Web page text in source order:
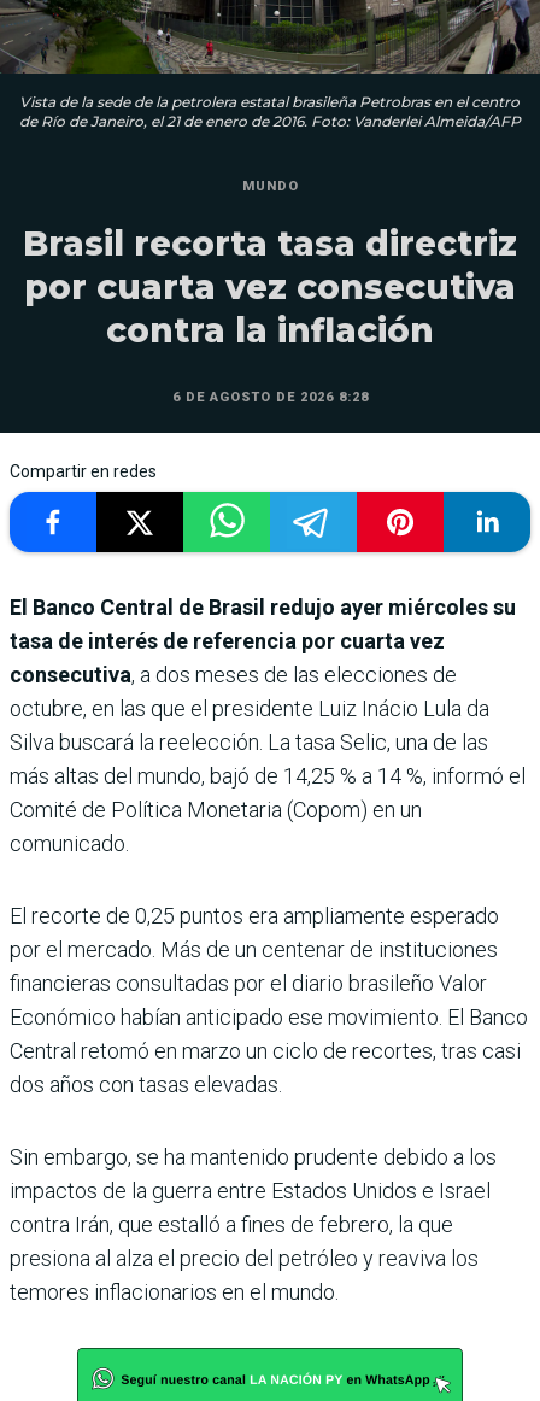
Vista de la sede de la petrolera estatal brasileña Petrobras en el centro
de Río de Janeiro, el 21 de enero de 2016. Foto: Vanderlei Almeida/AFP
MUNDO
Brasil recorta tasa directriz
por cuarta vez consecutiva
contra la inflación
6 DE AGOSTO DE 2026 8:28
Compartir en redes
El Banco Central de Brasil redujo ayer miércoles su
tasa de interés de referencia por cuarta vez
consecutiva, a dos meses de las elecciones de
octubre, en las que el presidente Luiz Inácio Lula da
Silva buscará la reelección. La tasa Selic, una de las
más altas del mundo, bajó de 14,25 % a 14 %, informó el
Comité de Política Monetaria (Copom) en un
comunicado.
El recorte de 0,25 puntos era ampliamente esperado
por el mercado. Más de un centenar de instituciones
financieras consultadas por el diario brasileño Valor
Económico habían anticipado ese movimiento. El Banco
Central retomó en marzo un ciclo de recortes, tras casi
dos años con tasas elevadas.
Sin embargo, se ha mantenido prudente debido a los
impactos de la guerra entre Estados Unidos e Israel
contra Irán, que estalló a fines de febrero, la que
presiona al alza el precio del petróleo y reaviva los
temores inflacionarios en el mundo.